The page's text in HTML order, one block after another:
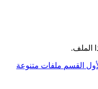
الملف.
القسم ملفات متنوعة